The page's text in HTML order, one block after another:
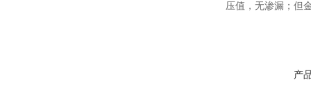
压值，无渗漏；但
产